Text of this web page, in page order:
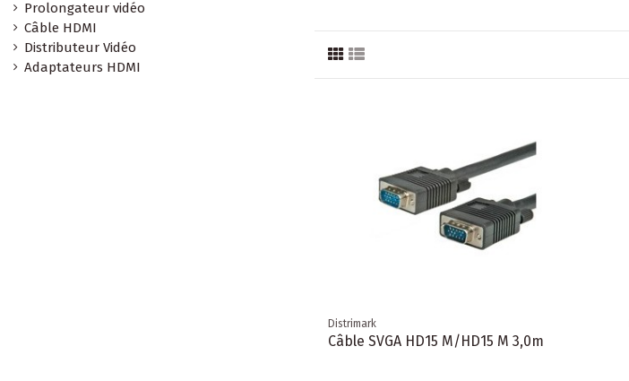
Distrimark
Câble SVGA HD15 M/HD15 M 3,0m
Prolongateur vidéo
Câble HDMI
Distributeur Vidéo
Adaptateurs HDMI